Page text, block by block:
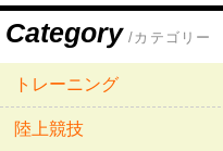
Category /カテゴリー
トレーニング
陸上競技